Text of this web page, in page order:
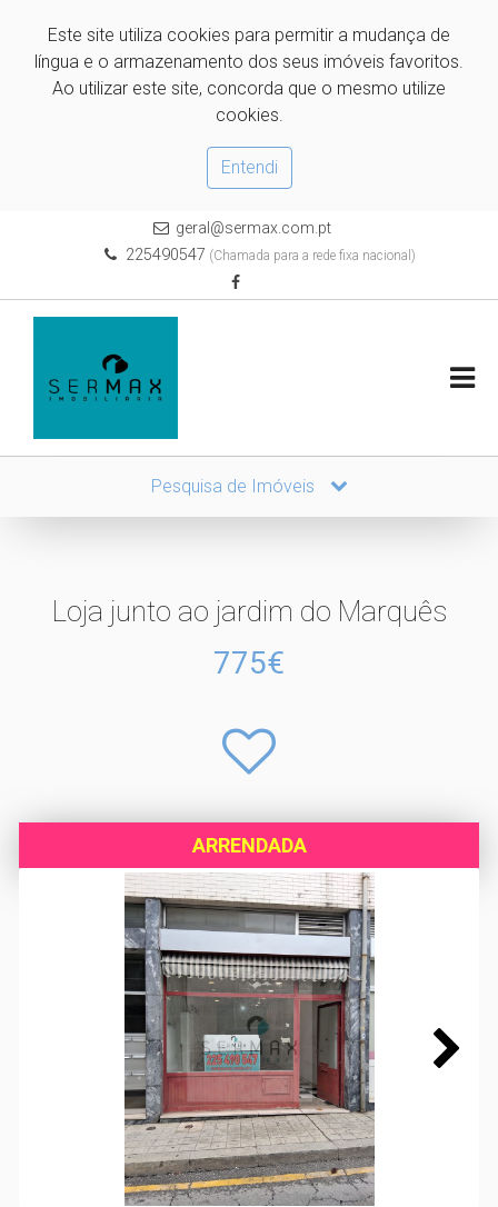
Este site utiliza cookies para permitir a mudança de
língua e o armazenamento dos seus imóveis favoritos.
Ao utilizar este site, concorda que o mesmo utilize
cookies.
Entendi
geral@sermax.com.pt
225490547 (Chamada para a rede fixa nacional)
Pesquisa de Imóveis
Loja junto ao jardim do Marquês
775€
ARRENDADA